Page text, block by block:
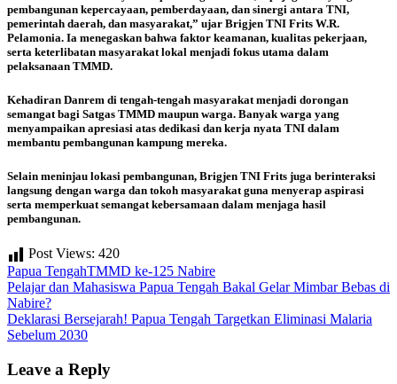
pembangunan kepercayaan, pemberdayaan, dan sinergi antara TNI,
pemerintah daerah, dan masyarakat,” ujar Brigjen TNI Frits W.R.
Pelamonia. Ia menegaskan bahwa faktor keamanan, kualitas pekerjaan,
serta keterlibatan masyarakat lokal menjadi fokus utama dalam
pelaksanaan TMMD.
Kehadiran Danrem di tengah-tengah masyarakat menjadi dorongan
semangat bagi Satgas TMMD maupun warga. Banyak warga yang
menyampaikan apresiasi atas dedikasi dan kerja nyata TNI dalam
membantu pembangunan kampung mereka.
Selain meninjau lokasi pembangunan, Brigjen TNI Frits juga berinteraksi
langsung dengan warga dan tokoh masyarakat guna menyerap aspirasi
serta memperkuat semangat kebersamaan dalam menjaga hasil
pembangunan.
Post Views: 420
Papua TengahTMMD ke-125 Nabire
Post
navigation
Pelajar dan Mahasiswa Papua Tengah Bakal Gelar Mimbar Bebas di
Nabire?
Deklarasi Bersejarah! Papua Tengah Targetkan Eliminasi Malaria
Sebelum 2030
Leave a Reply